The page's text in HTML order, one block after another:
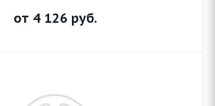
от 4 126 руб.